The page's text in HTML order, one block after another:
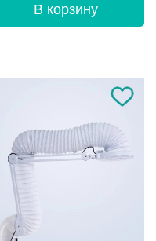
В корзину